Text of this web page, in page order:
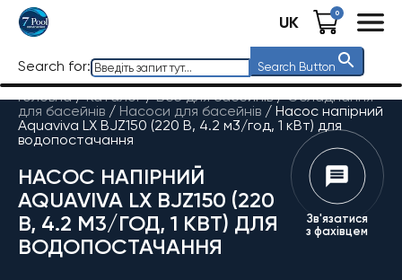
UK 0
Search for: Search Button
Головна / Каталог/Все для басейнів/Обладнання
для басейнів / Насоси для басейнів / Насос напірний
Aquaviva LX BJZ150 (220 В, 4.2 м3/год, 1 кВт) для
водопостачання
НАСОС НАПІРНИЙ
AQUAVIVA LX BJZ150 (220
В, 4.2 М3/ГОД, 1 КВТ) ДЛЯ
ВОДОПОСТАЧАННЯ
Зв'язатися
з фахівцем